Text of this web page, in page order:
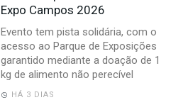
Expo Campos 2026
Evento tem pista solidária, com o
acesso ao Parque de Exposições
garantido mediante a doação de 1
kg de alimento não perecível
HÁ 3 DIAS